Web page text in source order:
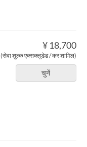
¥ 18,700
(सेवा शुल्क एक्सक्लूडेड / कर शामिल)
चुनें